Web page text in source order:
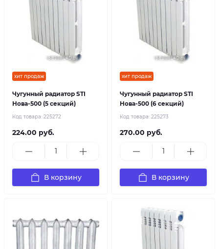
хит продаж
Чугунный радиатор STI
Нова-500 (5 секций)
Код товара: 225272
224.00 руб.
В корзину
хит продаж
Чугунный радиатор STI
Нова-500 (6 секций)
Код товара: 225273
270.00 руб.
В корзину